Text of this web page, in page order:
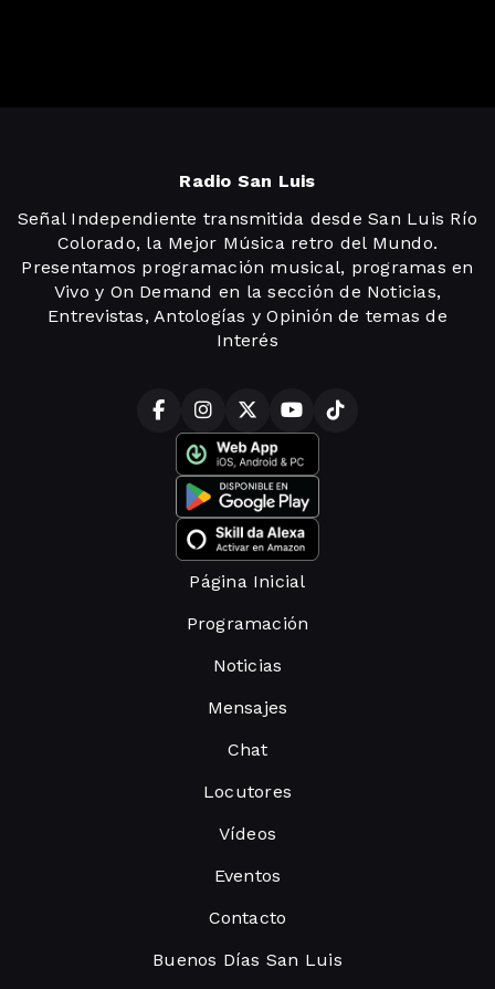
Radio San Luis
Señal Independiente transmitida desde San Luis Río
Colorado, la Mejor Música retro del Mundo.
Presentamos programación musical, programas en
Vivo y On Demand en la sección de Noticias,
Entrevistas, Antologías y Opinión de temas de
Interés
Página Inicial
Programación
Noticias
Mensajes
Chat
Locutores
Vídeos
Eventos
Contacto
Buenos Días San Luis